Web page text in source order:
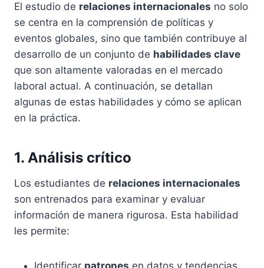
El estudio de relaciones internacionales no solo
se centra en la comprensión de políticas y
eventos globales, sino que también contribuye al
desarrollo de un conjunto de habilidades clave
que son altamente valoradas en el mercado
laboral actual. A continuación, se detallan
algunas de estas habilidades y cómo se aplican
en la práctica.
1. Análisis crítico
Los estudiantes de relaciones internacionales
son entrenados para examinar y evaluar
información de manera rigurosa. Esta habilidad
les permite: